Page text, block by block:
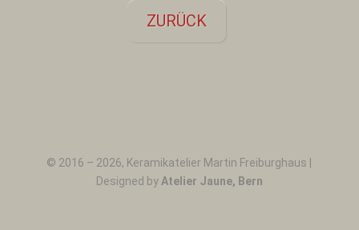
ZURÜCK
© 2016 – 2026, Keramikatelier Martin Freiburghaus |
Designed byAtelier Jaune, Bern